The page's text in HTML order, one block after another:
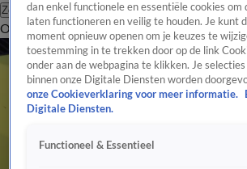
Zoeken
OverzichtRegioUitzendingenWeerTip de
dan enkel functionele en essentiële cookies om
laten functioneren en veilig te houden. Je kunt
moment opnieuw openen om je keuzes te
toestemming in te trekken door op de link
onder aan de webpagina te klikken. Je selecties
binnen onze Digitale Diensten worden
onze Cookieverklaring voor meer informatie.
Digitale Diensten.
Functioneel & Essentieel